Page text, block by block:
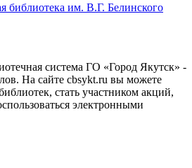
библиотека им. В.Г. Белинского
система ГО «Город Якутск» -
На сайте cbsykt.ru вы можете
стать участником акций,
электронными